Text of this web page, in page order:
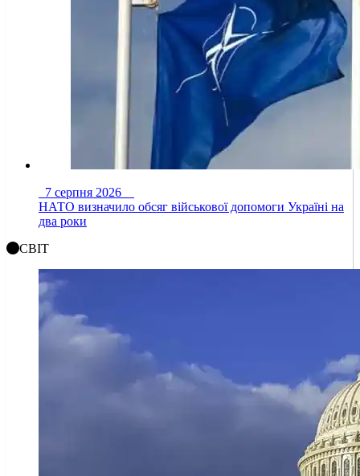
7 серпня 2026
НАТО визначило обсяг військової допомоги Україні на
два роки
СВІТ